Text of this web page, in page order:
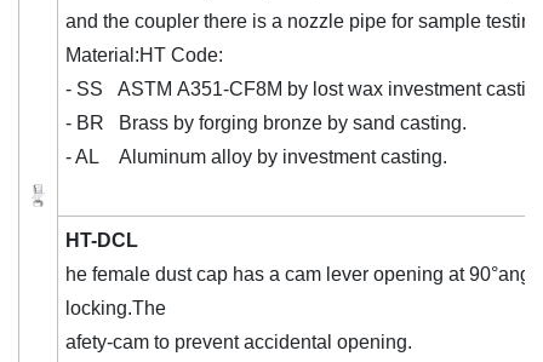
and the coupler there is a nozzle pipe for sample
Material:HT Code:
- SS ASTM A351-CF8M by lost wax investment
- BR Brass by forging bronze by sand casting.
- AL Aluminum alloy by investment casting.
HT-DCL
he female dust cap has a cam lever opening at
locking.The
afety-cam to prevent accidental opening.